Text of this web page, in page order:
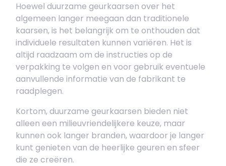
Hoewel duurzame geurkaarsen over het
algemeen langer meegaan dan traditionele
kaarsen, is het belangrijk om te onthouden dat
individuele resultaten kunnen variëren. Het is
altijd raadzaam om de instructies op de
verpakking te volgen en voor gebruik eventuele
aanvullende informatie van de fabrikant te
raadplegen.
Kortom, duurzame geurkaarsen bieden niet
alleen een milieuvriendelijkere keuze, maar
kunnen ook langer branden, waardoor je langer
kunt genieten van de heerlijke geuren en sfeer
die ze creëren.